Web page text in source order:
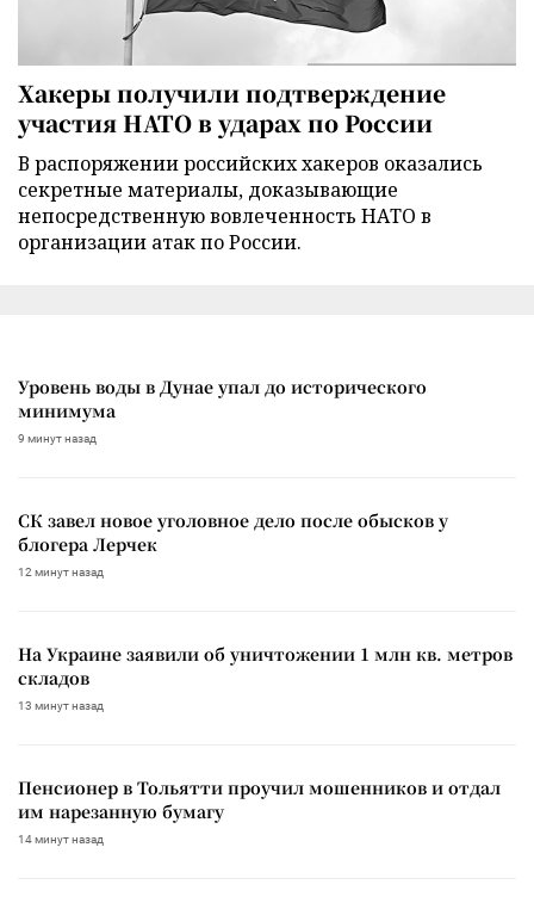
Хакеры получили подтверждение
участия НАТО в ударах по России
В распоряжении российских хакеров оказались
секретные материалы, доказывающие
непосредственную вовлеченность НАТО в
организации атак по России.
Уровень воды в Дунае упал до исторического
минимума
9 минут назад
СК завел новое уголовное дело после обысков у
блогера Лерчек
12 минут назад
На Украине заявили об уничтожении 1 млн кв. метров
складов
13 минут назад
Пенсионер в Тольятти проучил мошенников и отдал
им нарезанную бумагу
14 минут назад